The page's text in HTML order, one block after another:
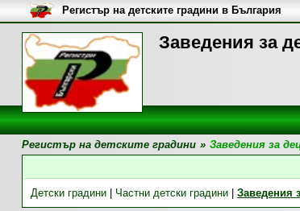
Заведения за
Регистър на детските градини в България
Регистър на детските градини » Заведения за
Детски градини| Частни детски градини| Заведения